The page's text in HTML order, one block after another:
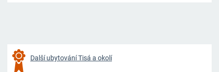
Další ubytování Tisá a okolí